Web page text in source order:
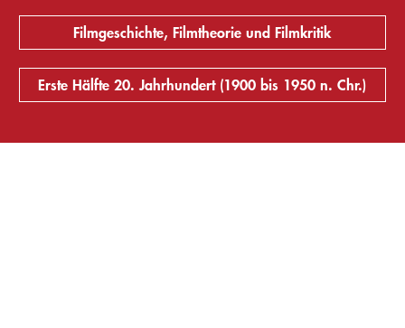
Filmgeschichte, Filmtheorie und Filmkritik
Erste Hälfte 20. Jahrhundert (1900 bis 1950 n. Chr.)